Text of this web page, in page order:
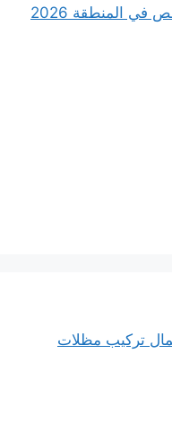
مظلات حدائق للبيع الرياض الأرخص في المنطقة 2026
تركيب مظلات